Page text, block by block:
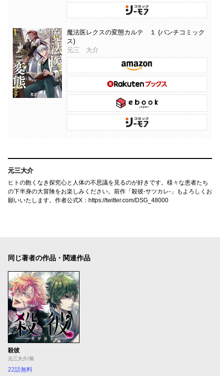
魔法医レクスの変態カルテ １ (バンチコミック
ス)
元三 大介
元三大介
ヒトの飽くなき探究心と人体の不思議を見るのが好きです。様々な患者たち
の下半身の大冒険をお楽しみください。前作「殺彼-サツカレ-」もよろしくお
願いいたします。作者公式X：https://twitter.com/DSG_48000
同じ著者の作品・関連作品
殺彼
元三大介/旭
22話無料